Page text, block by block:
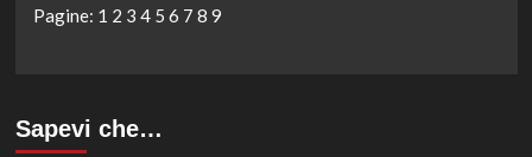
Pagine: 1 2 3 4 5 6 7 8 9
Sapevi che…